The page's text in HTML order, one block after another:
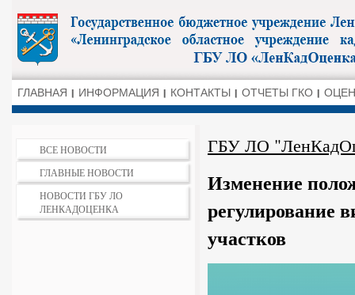
ГЛАВНАЯ ИНФОРМАЦИЯ КОНТАКТЫ ОТЧЕТЫ ГКО
ВСЕ НОВОСТИ
ГЛАВНЫЕ НОВОСТИ
НОВОСТИ ГБУ ЛО
ЛЕНКАДОЦЕНКА
ГБУ ЛО
Изменение
регулирование
участков